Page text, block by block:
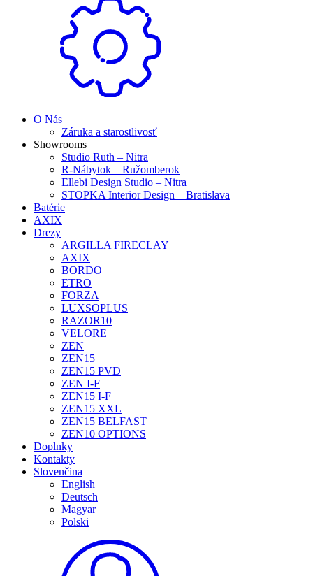
O Nás
Záruka a starostlivosť
Showrooms
Studio Ruth – Nitra
R-Nábytok – Ružomberok
Ellebi Design Studio – Nitra
STOPKA Interior Design – Bratislava
Batérie
AXIX
Drezy
ARGILLA FIRECLAY
AXIX
BORDO
ETRO
FORZA
LUXSOPLUS
RAZOR10
VELORE
ZEN
ZEN15
ZEN15 PVD
ZEN I-F
ZEN15 I-F
ZEN15 XXL
ZEN15 BELFAST
ZEN10 OPTIONS
Doplnky
Kontakty
Slovenčina
English
Deutsch
Magyar
Polski